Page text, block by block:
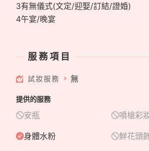
3有無儀式(文定/迎娶/訂結/證婚)
4午宴/晚宴
服務項目
試妝服務 無
提供的服務
安瓶 噴槍彩
身體水粉 鮮花頭